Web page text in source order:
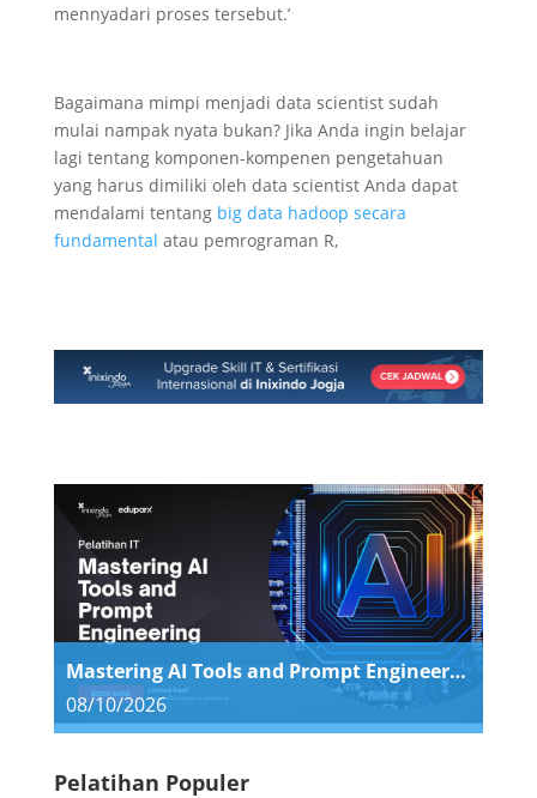
mennyadari proses tersebut.’
Bagaimana mimpi menjadi data scientist sudah
mulai nampak nyata bukan? Jika Anda ingin belajar
lagi tentang komponen-kompenen pengetahuan
yang harus dimiliki oleh data scientist Anda dapat
mendalami tentang big data hadoop secara
fundamental atau pemrograman R,
Mastering AI Tools and Prompt Engineering
08/10/2026
Pelatihan Populer